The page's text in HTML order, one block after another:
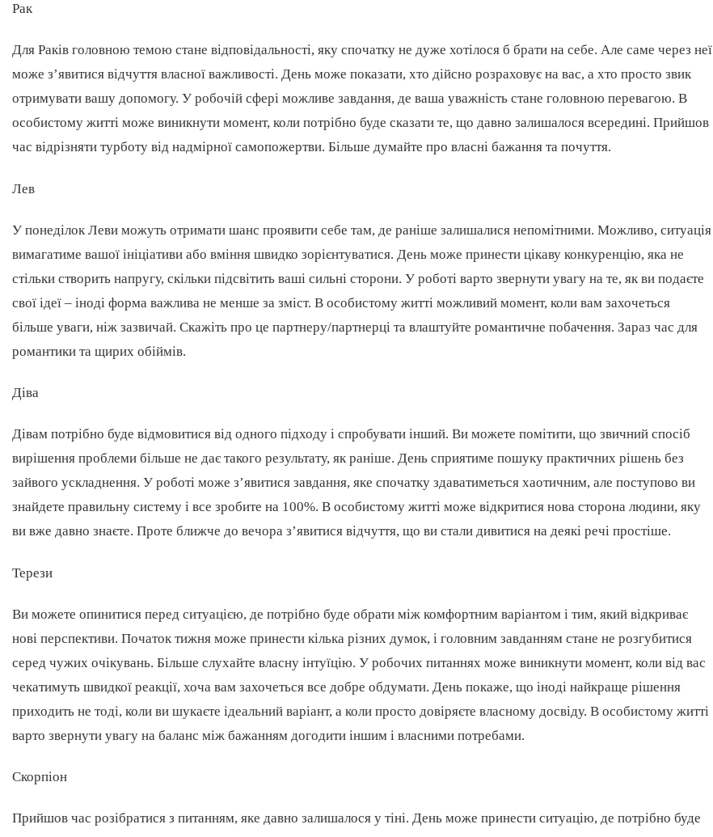
Рак
Для Раків головною темою стане відповідальності, яку спочатку не дуже хотілося б брати на себе. Але саме через неї
може з’явитися відчуття власної важливості. День може показати, хто дійсно розраховує на вас, а хто просто звик
отримувати вашу допомогу. У робочій сфері можливе завдання, де ваша уважність стане головною перевагою. В
особистому житті може виникнути момент, коли потрібно буде сказати те, що давно залишалося всередині. Прийшов
час відрізняти турботу від надмірної самопожертви. Більше думайте про власні бажання та почуття.
Лев
У понеділок Леви можуть отримати шанс проявити себе там, де раніше залишалися непомітними. Можливо, ситуація
вимагатиме вашої ініціативи або вміння швидко зорієнтуватися. День може принести цікаву конкуренцію, яка не
стільки створить напругу, скільки підсвітить ваші сильні сторони. У роботі варто звернути увагу на те, як ви подаєте
свої ідеї – іноді форма важлива не менше за зміст. В особистому житті можливий момент, коли вам захочеться
більше уваги, ніж зазвичай. Скажіть про це партнеру/партнерці та влаштуйте романтичне побачення. Зараз час для
романтики та щирих обіймів.
Діва
Дівам потрібно буде відмовитися від одного підходу і спробувати інший. Ви можете помітити, що звичний спосіб
вирішення проблеми більше не дає такого результату, як раніше. День сприятиме пошуку практичних рішень без
зайвого ускладнення. У роботі може з’явитися завдання, яке спочатку здаватиметься хаотичним, але поступово ви
знайдете правильну систему і все зробите на 100%. В особистому житті може відкритися нова сторона людини, яку
ви вже давно знаєте. Проте ближче до вечора з’явитися відчуття, що ви стали дивитися на деякі речі простіше.
Терези
Ви можете опинитися перед ситуацією, де потрібно буде обрати між комфортним варіантом і тим, який відкриває
нові перспективи. Початок тижня може принести кілька різних думок, і головним завданням стане не розгубитися
серед чужих очікувань. Більше слухайте власну інтуїцію. У робочих питаннях може виникнути момент, коли від вас
чекатимуть швидкої реакції, хоча вам захочеться все добре обдумати. День покаже, що іноді найкраще рішення
приходить не тоді, коли ви шукаєте ідеальний варіант, а коли просто довіряєте власному досвіду. В особистому житті
варто звернути увагу на баланс між бажанням догодити іншим і власними потребами.
Скорпіон
Прийшов час розібратися з питанням, яке давно залишалося у тіні. День може принести ситуацію, де потрібно буде